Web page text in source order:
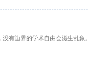
有边界的学术自由会滋生乱象。